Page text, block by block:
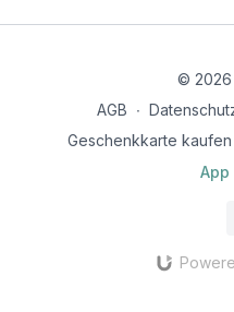
© 2026
AGB ∙
Geschenkkarte kaufen
App